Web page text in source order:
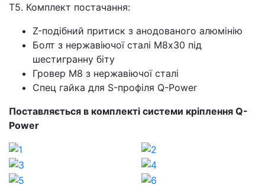
T5. Комплект постачання:
Z-подібний притиск з анодованого алюмінію
Болт з нержавіючої сталі М8х30 під
шестигранну біту
Гровер М8 з нержавіючої сталі
Спец гайка для S-профіля Q-Power
Поставляється в комплекті системи кріплення Q-
Power